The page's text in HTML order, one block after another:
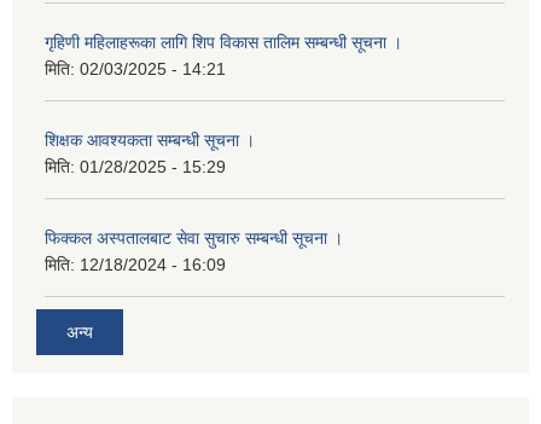
गृहिणी महिलाहरूका लागि शिप विकास तालिम सम्बन्धी सूचना ‌।
मिति: 02/03/2025 - 14:21
शिक्षक आवश्यकता सम्बन्धी सूचना ।
मिति: 01/28/2025 - 15:29
फिक्कल अस्पतालबाट सेवा सुचारु सम्बन्धी सूचना ।
मिति: 12/18/2024 - 16:09
अन्य